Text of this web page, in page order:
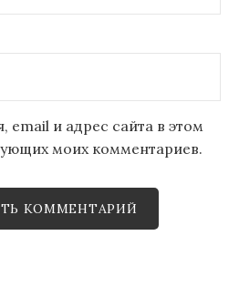
email и адрес сайта в этом
моих комментариев.